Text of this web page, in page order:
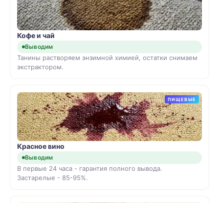
Кофе и чай
Выводим
Танины растворяем энзимной химией, остатки снимаем
экстрактором.
ПИЩЕВЫЕ
Красное вино
Выводим
В первые 24 часа - гарантия полного вывода.
Застарелые - 85-95%.